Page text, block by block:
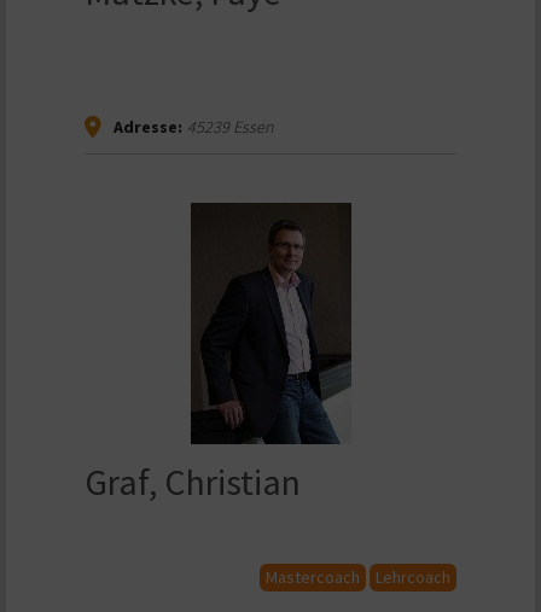
Adresse: 45239Essen
Graf, Christian
Mastercoach Lehrcoach